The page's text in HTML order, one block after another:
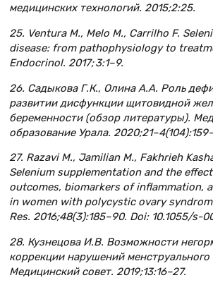
медицинских технологий. 2015;2:25.
25. Ventura M., Melo M., Carrilho F.
disease: from pathophysiology to
Endocrinol. 2017; 3:1–9.
26. Садыкова Г.К., Олина А.А. Роль
развитии дисфункции щитовидной
беременности (обзор литературы).
образование Урала.
27. Razavi M., Jamilian M., Fakhrieh
Selenium supplementation and the
outcomes, biomarkers of inflammation,
in women with polycystic ovary
Res. 2016;48(3):185–90. Doi: 10.1055/s-
28. Кузнецова И.В. Возможности
коррекции нарушений менструального
Медицинский совет. 2019;13:16–27.